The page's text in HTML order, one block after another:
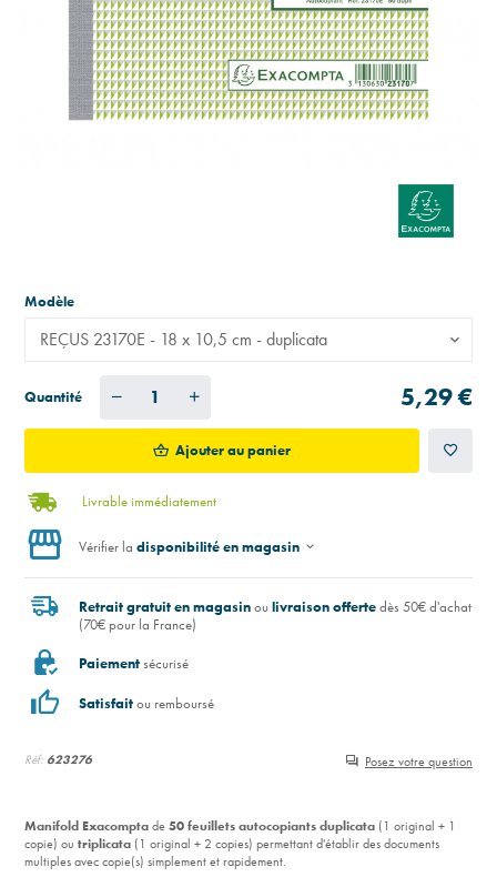
Réf: 623276 Posez votre question
Manifold Exacomptade50 feuillets autocopiants duplicata (1 original + 1
copie) ou triplicata (1 original + 2 copies) permettant d'établir des documents
multiples avec copie(s) simplement et rapidement.
Modèle
REÇUS 23170E - 18 x 10,5 cm - duplicata
Quantité 5,29 €
Ajouter au panier
Livrable immédiatement
Vérifier la disponibilité en magasin
Retrait gratuit en magasinoulivraison offertedès 50€ d'achat
(70€ pour la France)
Paiementsécurisé
Satisfaitou remboursé